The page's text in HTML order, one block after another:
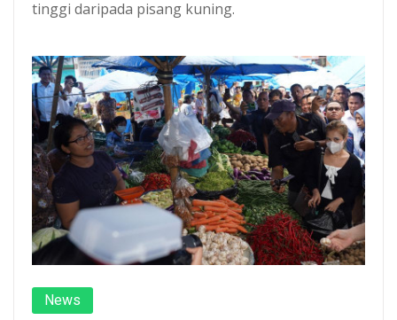
tinggi daripada pisang kuning.
News